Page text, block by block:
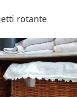
rotante